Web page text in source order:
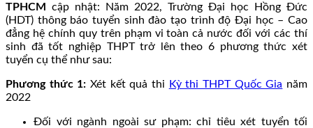
TPHCM
cập nhật: Năm 2022, Trường Đại học Hồng Đức
(HDT) thông báo tuyển sinh đào tạo trình độ Đại học – Cao
đẳng hệ chính quy trên phạm vi toàn cả nước đối với các thí
sinh đã tốt nghiệp THPT trở lên theo 6 phương thức xét
tuyển cụ thể như sau:
Phương thức 1: Xét kết quả thi Kỳ thi THPT Quốc Gia năm
2022
Đối với ngành ngoài sư phạm: chỉ tiêu xét tuyển tối